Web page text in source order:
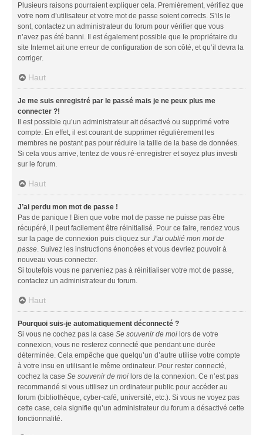
Plusieurs raisons pourraient expliquer cela. Premièrement, vérifiez que
votre nom d’utilisateur et votre mot de passe soient corrects. S’ils le
sont, contactez un administrateur du forum pour vérifier que vous
n’avez pas été banni. Il est également possible que le propriétaire du
site Internet ait une erreur de configuration de son côté, et qu’il devra la
corriger.
Haut
Je me suis enregistré par le passé mais je ne peux plus me
connecter ?!
Il est possible qu’un administrateur ait désactivé ou supprimé votre
compte. En effet, il est courant de supprimer régulièrement les
membres ne postant pas pour réduire la taille de la base de données.
Si cela vous arrive, tentez de vous ré-enregistrer et soyez plus investi
sur le forum.
Haut
J’ai perdu mon mot de passe !
Pas de panique ! Bien que votre mot de passe ne puisse pas être
récupéré, il peut facilement être réinitialisé. Pour ce faire, rendez vous
sur la page de connexion puis cliquez sur J’ai oublié mon mot de
passe. Suivez les instructions énoncées et vous devriez pouvoir à
nouveau vous connecter.
Si toutefois vous ne parveniez pas à réinitialiser votre mot de passe,
contactez un administrateur du forum.
Haut
Pourquoi suis-je automatiquement déconnecté ?
Si vous ne cochez pas la case Se souvenir de moi lors de votre
connexion, vous ne resterez connecté que pendant une durée
déterminée. Cela empêche que quelqu’un d’autre utilise votre compte
à votre insu en utilisant le même ordinateur. Pour rester connecté,
cochez la case Se souvenir de moi lors de la connexion. Ce n’est pas
recommandé si vous utilisez un ordinateur public pour accéder au
forum (bibliothèque, cyber-café, université, etc.). Si vous ne voyez pas
cette case, cela signifie qu’un administrateur du forum a désactivé cette
fonctionnalité.